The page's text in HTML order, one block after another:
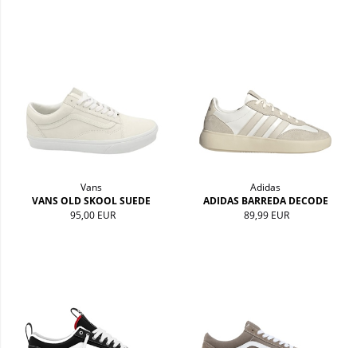
Vans
VANS OLD SKOOL SUEDE
95,00 EUR
Adidas
ADIDAS BARREDA DECODE
89,99 EUR